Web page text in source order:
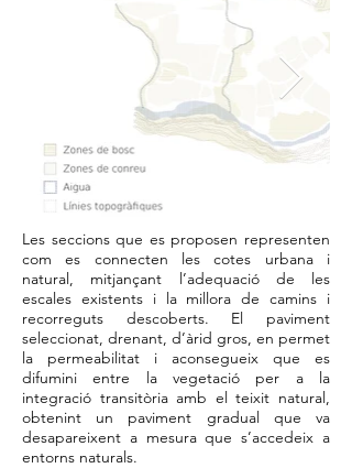
Les seccions que es proposen representen
com es connecten les cotes urbana i
natural, mitjançant l’adequació de les
escales existents i la millora de camins i
recorreguts descoberts. El paviment
seleccionat, drenant, d’àrid gros, en permet
la permeabilitat i aconsegueix que es
difumini entre la vegetació per a la
integració transitòria amb el teixit natural,
obtenint un paviment gradual que va
desapareixent a mesura que s’accedeix a
entorns naturals.